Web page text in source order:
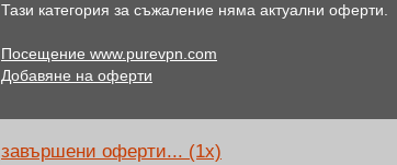
Тази категория за съжаление няма актуални оферти.
Посещение www.purevpn.com
Добавяне на оферти
завършени оферти... (1x)